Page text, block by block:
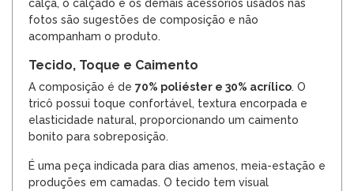
calça, o calçado e os demais acessórios usados nas
fotos são sugestões de composição e não
acompanham o produto.
Tecido, Toque e Caimento
A composição é de 70% poliéster e 30% acrílico. O
tricô possui toque confortável, textura encorpada e
elasticidade natural, proporcionando um caimento
bonito para sobreposição.
É uma peça indicada para dias amenos, meia-estação e
produções em camadas. O tecido tem visual